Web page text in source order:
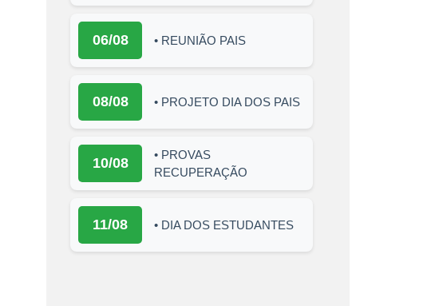
06/08 • REUNIÃO PAIS
08/08 • PROJETO DIA DOS PAIS
10/08
• PROVAS
RECUPERAÇÃO
11/08 • DIA DOS ESTUDANTES